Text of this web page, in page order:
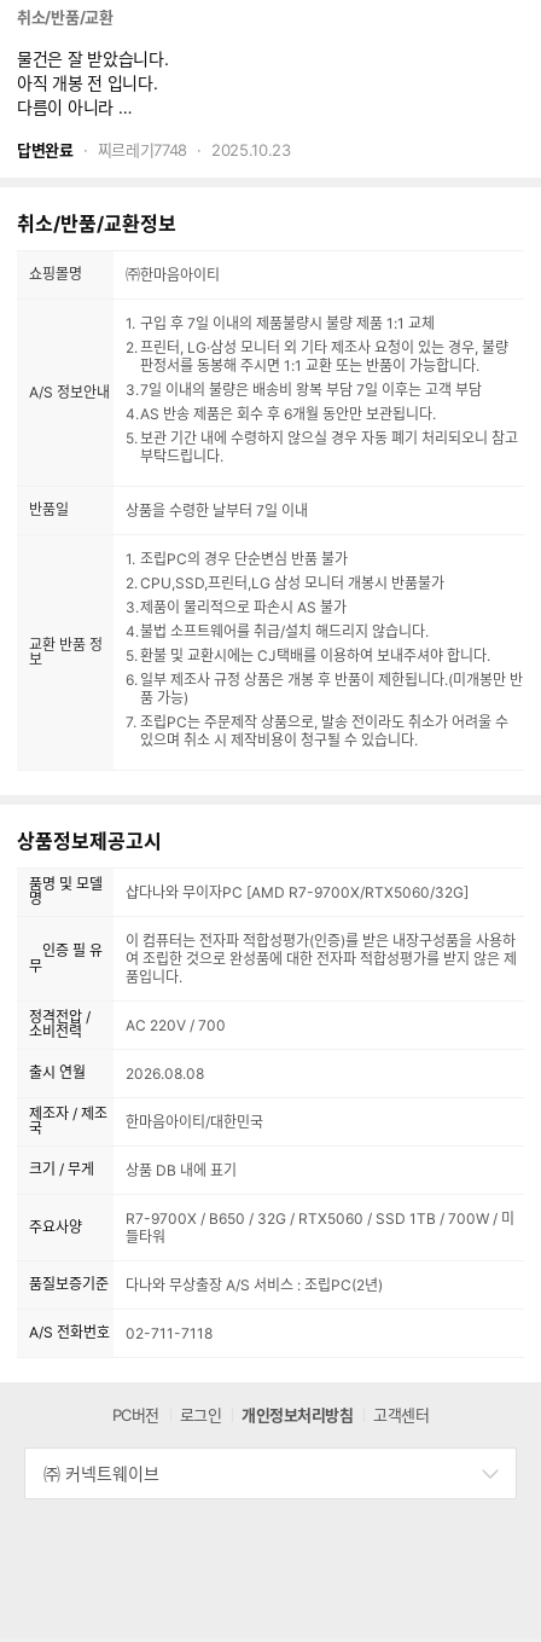
(보관용)도 SSD로 하는 분들이 많습니다.
그런데 선택에는 HDD만 있어서 수정 해줄 수 있나요?
취소/반품/교환
물건은 잘 받았습니다.
아직 개봉 전 입니다.
다름이 아니라
SAPPHIRE 라데온 RX 9070 XT PULSE D6 16GB으로 반품 교체 가능
가능하다면 박스채 그대로 보내야 하는지 아니면 그래픽 카드만 보내야 하
답변완료 찌르레기7748 2025.10.23
취소/반품/교환정보
쇼핑몰명 ㈜한마음아이티
A/S 정보안내
구입 후 7일 이내의 제품불량시 불량 제품 1:1 교체
프린터, LG·삼성 모니터 외 기타 제조사 요청이 있는 경우, 불량
판정서를 동봉해 주시면 1:1 교환 또는 반품이 가능합니다.
7일 이내의 불량은 배송비 왕복 부담 7일 이후는 고객 부담
AS 반송 제품은 회수 후 6개월 동안만 보관됩니다.
보관 기간 내에 수령하지 않으실 경우 자동 폐기 처리되오니 참고
부탁드립니다.
반품일 상품을 수령한 날부터 7일 이내
교환 반품 정
보
조립PC의 경우 단순변심 반품 불가
CPU,SSD,프린터,LG 삼성 모니터 개봉시 반품불가
제품이 물리적으로 파손시 AS 불가
불법 소프트웨어를 취급/설치 해드리지 않습니다.
환불 및 교환시에는 CJ택배를 이용하여 보내주셔야 합니다.
일부 제조사 규정 상품은 개봉 후 반품이 제한됩니다.(미개봉만 반
품 가능)
조립PC는 주문제작 상품으로, 발송 전이라도 취소가 어려울 수
있으며 취소 시 제작비용이 청구될 수 있습니다.
상품정보제공고시
품명 및 모델
명
샵다나와 무이자PC [AMD R7-9700X/RTX5060/32G]
인증 필 유
무
이 컴퓨터는 전자파 적합성평가(인증)를 받은 내장구성품을 사용하
여 조립한 것으로 완성품에 대한 전자파 적합성평가를 받지 않은 제
품입니다.
정격전압 /
소비전력
AC 220V / 700
출시 연월 2026.08.08
제조자 / 제조
국
한마음아이티/대한민국
크기 / 무게 상품 DB 내에 표기
주요사양
R7-9700X / B650 / 32G / RTX5060 / SSD 1TB / 700W / 미
들타워
품질보증기준 다나와 무상출장 A/S 서비스 : 조립PC(2년)
A/S 전화번호 02-711-7118
PC버전 로그인 개인정보처리방침 고객센터
㈜ 커넥트웨이브
세